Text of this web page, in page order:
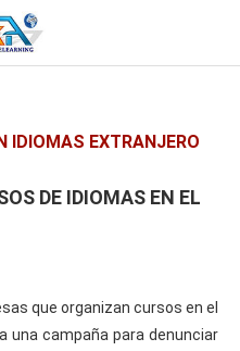
IDIOMAS EXTRANJERO
DE IDIOMAS EN EL
que organizan cursos en el
una campaña para denunciar